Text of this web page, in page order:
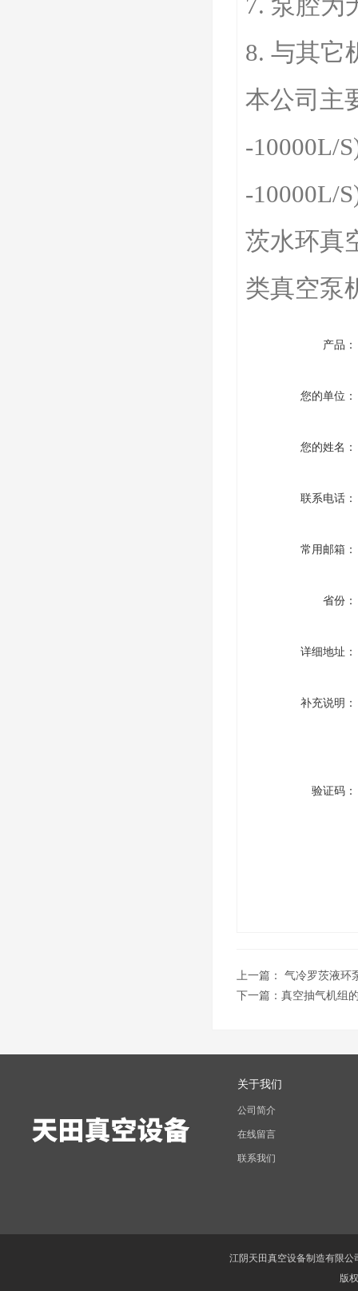
8. 与其它
本公司主
-10000L/
-10000L/
茨水环真
类真空泵
产品：
您的单位：
您的姓名：
联系电话：
常用邮箱：
省份：
详细地址：
补充说明：
验证码：
上一篇： 气冷罗茨液环
下一篇： 真空抽气机组
关于我们
公司简介
在线留言
联系我们
江阴天田真空设备制造有限公
版